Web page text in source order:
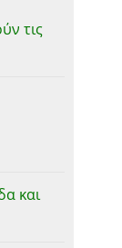
τις
και